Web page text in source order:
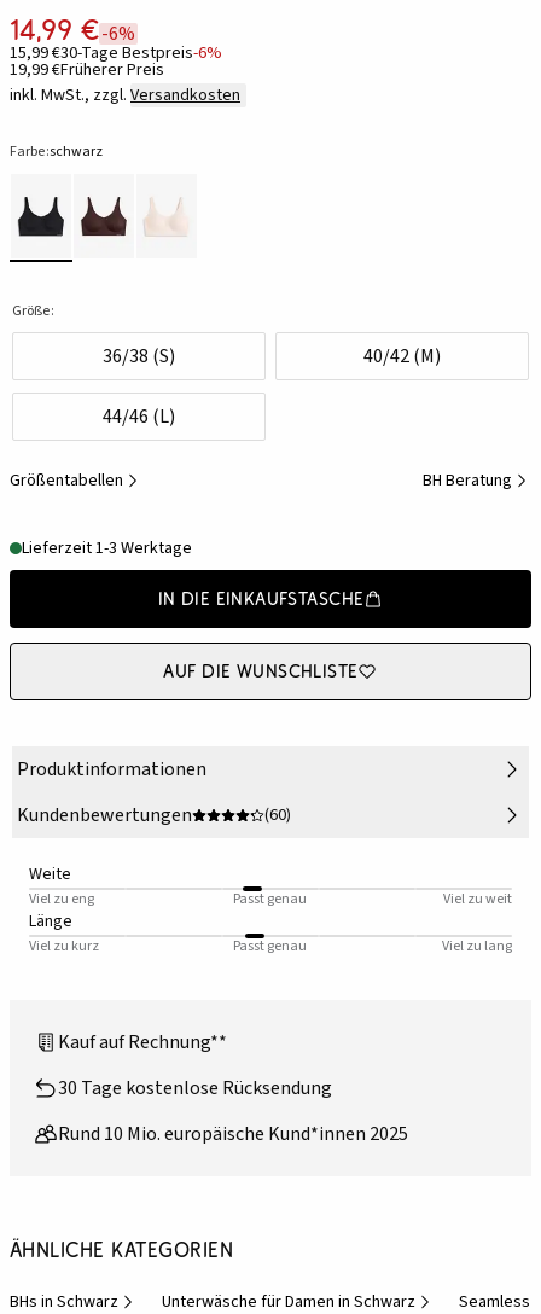
14,99 €-6%
15,99 €30-Tage Bestpreis-6%
19,99 €Früherer Preis
inkl. MwSt., zzgl. Versandkosten
Farbe:schwarz
Größe:
36/38 (S) 40/42 (M)
44/46 (L)
Größentabellen BH Beratung
Lieferzeit 1-3 Werktage
In die Einkaufstasche
Auf die Wunschliste
Produktinformationen
Kundenbewertungen
(60)
Weite
Viel zu eng Passt genau Viel zu weit
Länge
Viel zu kurz Passt genau Viel zu lang
Kauf auf Rechnung**
30 Tage kostenlose Rücksendung
Rund 10 Mio. europäische Kund*innen 2025
Ähnliche Kategorien
BHs in Schwarz Unterwäsche für Damen in Schwarz Seamless